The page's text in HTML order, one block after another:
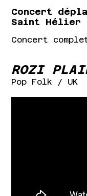
Concert
Saint Hélier -
Concert
ROZI
Pop Folk / UK